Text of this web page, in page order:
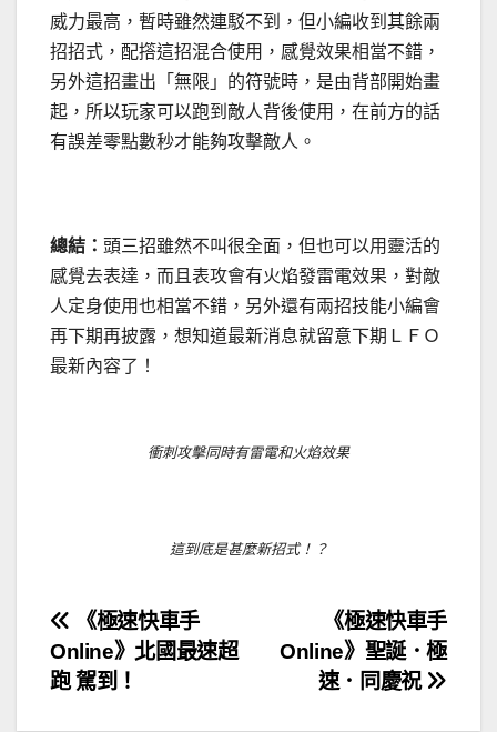
威力最高，暫時雖然連駁不到，但小編收到其餘兩
招招式，配撘這招混合使用，感覺效果相當不錯，
另外這招畫出「無限」的符號時，是由背部開始畫
起，所以玩家可以跑到敵人背後使用，在前方的話
有誤差零點數秒才能夠攻擊敵人。
總結： 頭三招雖然不叫很全面，但也可以用靈活的
感覺去表達，而且表攻會有火焰發雷電效果，對敵
人定身使用也相當不錯，另外還有兩招技能小編會
再下期再披露，想知道最新消息就留意下期ＬＦＯ
最新內容了！
衝刺攻擊同時有雷電和火焰效果
這到底是甚麼新招式！？
文
章
導
《極速快車手
Online》聖誕．極
速．同慶祝
《極速快車手
Online》北國最速超
跑 駕到！